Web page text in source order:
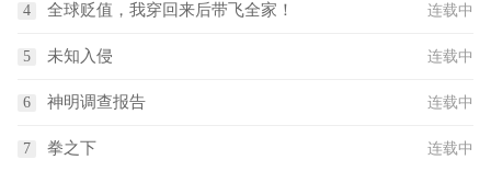
全球贬值，我穿回来后带飞全家！ 连载中
未知入侵 连载中
神明调查报告 连载中
拳之下 连载中